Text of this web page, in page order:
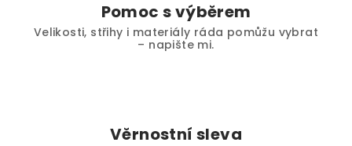
Pomoc s výběrem
Velikosti, střihy i materiály ráda pomůžu vybrat
– napište mi.
Věrnostní sleva